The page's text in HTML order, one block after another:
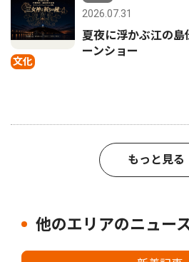
文化
2026.07.31
夏夜に浮かぶ江の
ーンショー
もっと見る
他のエリアのニュー